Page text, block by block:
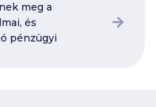
meg a
és
pénzügyi